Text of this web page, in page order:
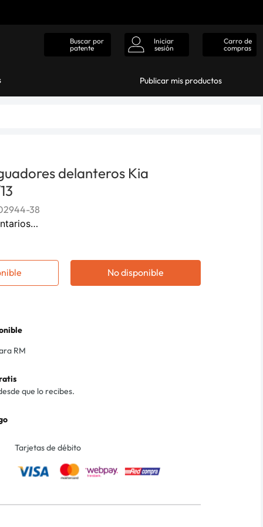
Buscar por
patente
Iniciar
sesión
Carro de
compras
Publicar mis productos
delanteros Kia
38
No disponible
RM
que lo recibes.
Tarjetas de débito